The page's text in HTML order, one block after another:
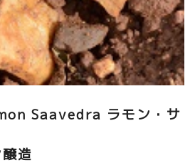
Saavedra ラモン・サ
ラ、
造